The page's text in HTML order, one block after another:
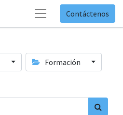
Contáctenos
Formación